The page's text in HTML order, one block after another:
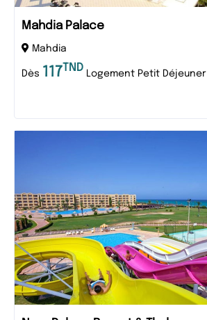
Mahdia Palace
Mahdia
Dès 117 TND Logement Petit Déjeuner